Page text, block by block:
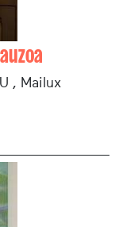
, Mailux